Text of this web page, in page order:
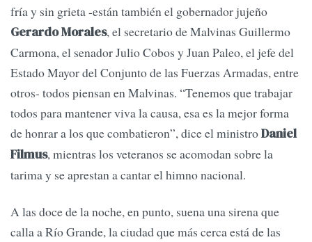
fría y sin grieta -están también el gobernador jujeño
GerardoMorales, el secretario de Malvinas Guillermo
Carmona, el senador Julio Cobos y Juan Paleo, el jefe del
Estado Mayor del Conjunto de las Fuerzas Armadas, entre
otros- todos piensan en Malvinas. “Tenemos que trabajar
todos para mantener viva la causa, esa es la mejor forma
de honrar a los que combatieron”, dice el ministroDaniel
Filmus, mientras los veteranos se acomodan sobre la
tarima y se aprestan a cantar el himno nacional.
A las doce de la noche, en punto, suena una sirena que
calla a Río Grande, la ciudad que más cerca está de las